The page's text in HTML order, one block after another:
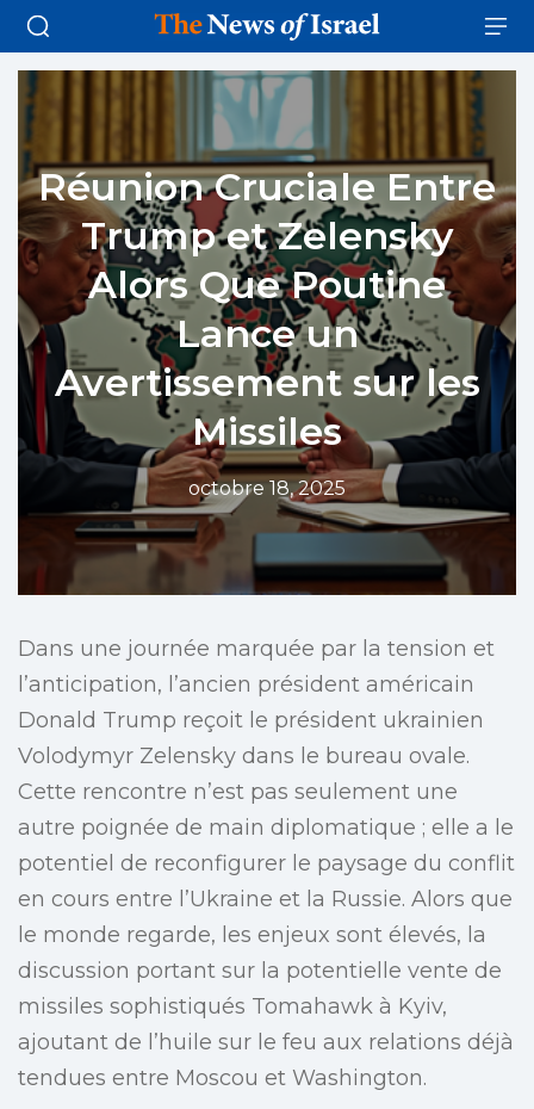
Réunion Cruciale Entre
Trump et Zelensky
Alors Que Poutine
Lance un
Avertissement sur les
Missiles
octobre 18, 2025
Dans une journée marquée par la tension et
l’anticipation, l’ancien président américain
Donald Trump reçoit le président ukrainien
Volodymyr Zelensky dans le bureau ovale.
Cette rencontre n’est pas seulement une
autre poignée de main diplomatique ; elle a le
potentiel de reconfigurer le paysage du conflit
en cours entre l’Ukraine et la Russie. Alors que
le monde regarde, les enjeux sont élevés, la
discussion portant sur la potentielle vente de
missiles sophistiqués Tomahawk à Kyiv,
ajoutant de l’huile sur le feu aux relations déjà
tendues entre Moscou et Washington.